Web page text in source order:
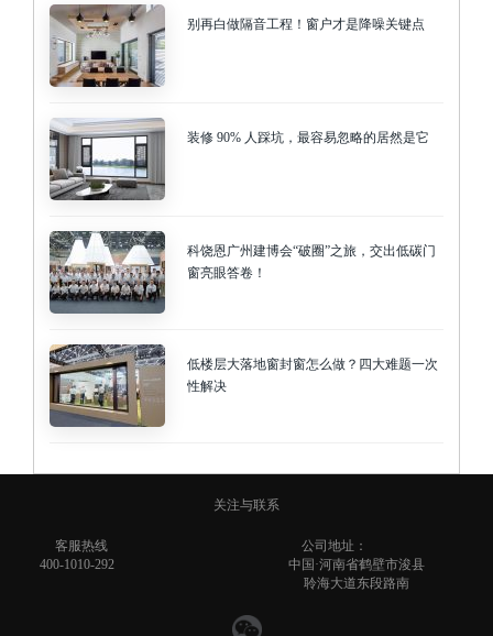
别再白做隔音工程！窗户才是降噪关键点
装修 90% 人踩坑，最容易忽略的居然是它
科饶恩广州建博会“破圈”之旅，交出低碳门
窗亮眼答卷！
低楼层大落地窗封窗怎么做？四大难题一次
性解决
关注与联系
客服热线
400-1010-292
公司地址：
中国·河南省鹤壁市浚县
聆海大道东段路南